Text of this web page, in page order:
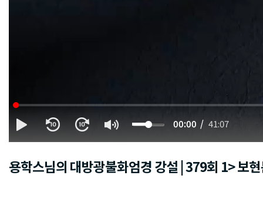
00:00 41:07
용학스님의 대방광불화엄경 강설 | 379회 1> 보